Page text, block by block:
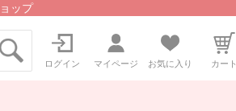
ップ
ログイン マイページ お気に入り カート